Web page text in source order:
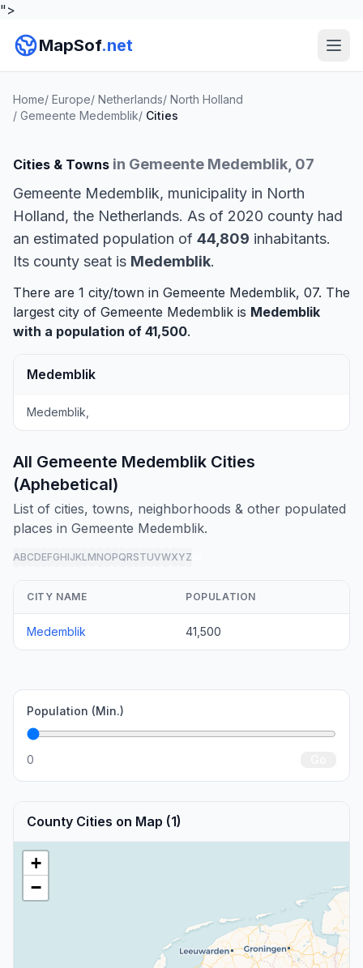
">
MapSof.net
Home/ Europe/ Netherlands/ North Holland
/ Gemeente Medemblik/ Cities
Cities & Towns in Gemeente Medemblik, 07
Gemeente Medemblik, municipality in North
Holland, the Netherlands. As of 2020 county had
an estimated population of 44,809 inhabitants.
Its county seat is Medemblik.
There are 1 city/town in Gemeente Medemblik, 07. The
largest city of Gemeente Medemblik is Medemblik
with a population of 41,500.
Medemblik
Medemblik,
All Gemeente Medemblik Cities
(Aphebetical)
List of cities, towns, neighborhoods & other populated
places in Gemeente Medemblik.
ABCDEFGHIJKLMNOPQRSTUVWXYZ
CITY NAME POPULATION
Medemblik 41,500
Population (Min.)
0
County Cities on Map (1)
+
−